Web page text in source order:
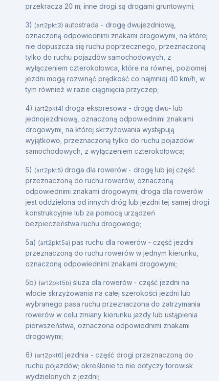
przekracza 20 m; inne drogi są drogami gruntowymi;
3) (art2pkt3) autostrada - drogę dwujezdniową,
oznaczoną odpowiednimi znakami drogowymi, na której
nie dopuszcza się ruchu poprzecznego, przeznaczoną
tylko do ruchu pojazdów samochodowych, z
wyłączeniem czterokołowca, które na równej, poziomej
jezdni mogą rozwinąć prędkość co najmniej 40 km/h, w
tym również w razie ciągnięcia przyczep;
4) (art2pkt4) droga ekspresowa - drogę dwu- lub
jednojezdniową, oznaczoną odpowiednimi znakami
drogowymi, na której skrzyżowania występują
wyjątkowo, przeznaczoną tylko do ruchu pojazdów
samochodowych, z wyłączeniem czterokołowca;
5) (art2pkt5) droga dla rowerów - drogę lub jej część
przeznaczoną do ruchu rowerów, oznaczoną
odpowiednimi znakami drogowymi; droga dla rowerów
jest oddzielona od innych dróg lub jezdni tej samej drogi
konstrukcyjnie lub za pomocą urządzeń
bezpieczeństwa ruchu drogowego;
5a) (art2pkt5a) pas ruchu dla rowerów - część jezdni
przeznaczoną do ruchu rowerów w jednym kierunku,
oznaczoną odpowiednimi znakami drogowymi;
5b) (art2pkt5b) śluza dla rowerów - część jezdni na
wlocie skrzyżowania na całej szerokości jezdni lub
wybranego pasa ruchu przeznaczona do zatrzymania
rowerów w celu zmiany kierunku jazdy lub ustąpienia
pierwszeństwa, oznaczona odpowiednimi znakami
drogowymi;
6) (art2pkt6) jezdnia - część drogi przeznaczoną do
ruchu pojazdów; określenie to nie dotyczy torowisk
wydzielonych z jezdni;